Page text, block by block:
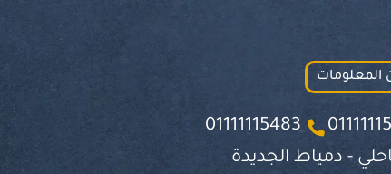
المعلومات
01111115483
- دمياط الجديدة